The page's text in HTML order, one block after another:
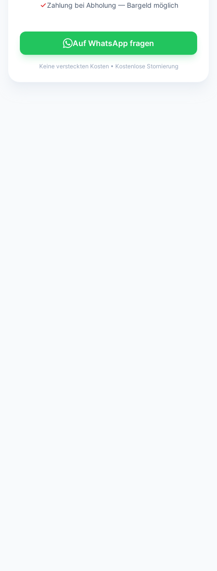
Zahlung bei Abholung — Bargeld möglich
Auf WhatsApp fragen
Keine versteckten Kosten • Kostenlose Stornierung